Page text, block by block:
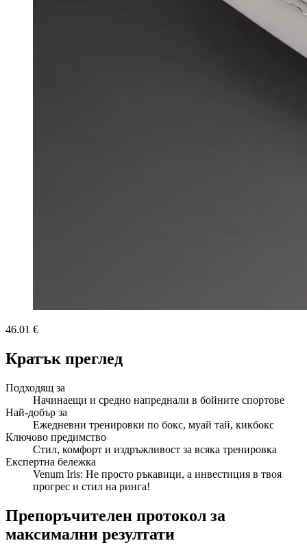
46.01 €
Кратък преглед
Подходящ за
Начинаещи и средно напреднали в бойните спортове
Най-добър за
Ежедневни тренировки по бокс, муай тай, кикбокс
Ключово предимство
Стил, комфорт и издръжливост за всяка тренировка
Експертна бележка
Venum Iris: Не просто ръкавици, а инвестиция в твоя
прогрес и стил на ринга!
Препоръчителен протокол за
максимални резултати